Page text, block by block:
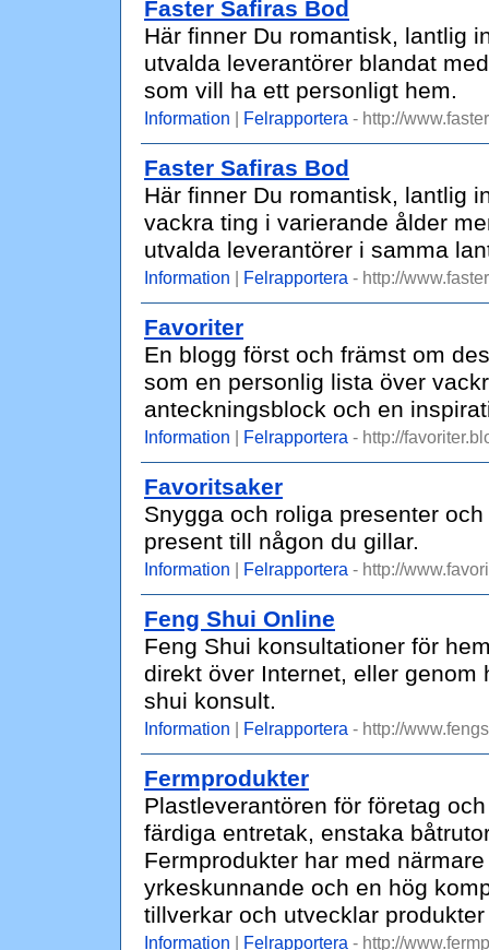
Faster Safiras Bod
Här finner Du romantisk, lantlig
utvalda leverantörer blandat
som vill ha ett personligt hem.
Information | Felrapportera - http://
Faster Safiras Bod
Här finner Du romantisk, lantlig
vackra ting i varierande ålder
utvalda leverantörer i samma
Information | Felrapportera - http://
Favoriter
En blogg först och främst om
som en personlig lista över
anteckningsblock och en
Information | Felrapportera - http://
Favoritsaker
Snygga och roliga presenter
present till någon du gillar.
Information | Felrapportera - http://
Feng Shui Online
Feng Shui konsultationer för
direkt över Internet, eller genom
shui konsult.
Information | Felrapportera - http://
Fermprodukter
Plastleverantören för företag
färdiga entretak, enstaka
Fermprodukter har med
yrkeskunnande och en hög
tillverkar och utvecklar
Information | Felrapportera - http://